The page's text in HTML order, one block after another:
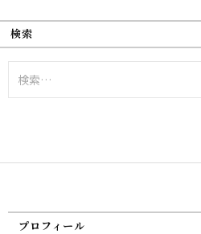
検索
索:
プロフィール